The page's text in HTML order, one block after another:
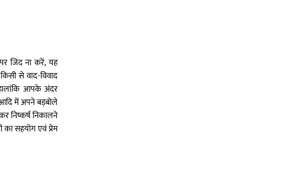
जिद ना करें, यह
से वाद-विवाद
आपके अंदर
आदि में अपने बड़बोले
निष्कर्ष निकालने
सहयोग एवं प्रेम